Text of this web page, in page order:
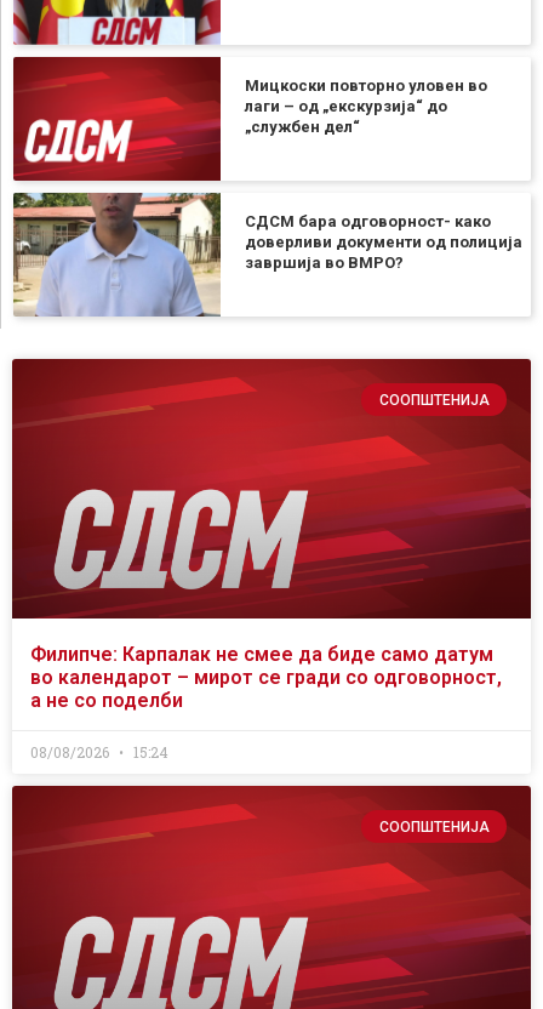
Мицкоски повторно уловен во
лаги – од „екскурзија“ до
„службен дел“
СДСМ бара одговорност- како
доверливи документи од полиција
завршија во ВМРО?
СООПШТЕНИЈА
Филипче: Карпалак не смее да биде само датум
во календарот – мирот се гради со одговорност,
а не со поделби
08/08/2026 15:24
СООПШТЕНИЈА